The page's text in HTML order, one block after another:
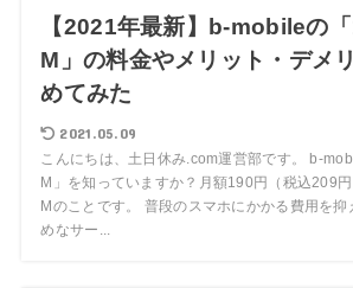
【2021年最新】b-mobileの
M」の料金やメリット・デメ
めてみた
2021.05.09
こんにちは、土日休み.com運営部です。 b-
M」を知っていますか？月額190円（税込209
Mのことです。 普段のスマホにかかる費用を抑
めなサー...